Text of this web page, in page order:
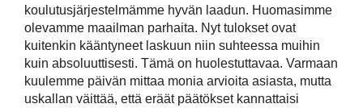
koulutusjärjestelmämme hyvän laadun. Huomasimme
olevamme maailman parhaita. Nyt tulokset ovat
kuitenkin kääntyneet laskuun niin suhteessa muihin
kuin absoluuttisesti. Tämä on huolestuttavaa. Varmaan
kuulemme päivän mittaa monia arvioita asiasta, mutta
uskallan väittää, että eräät päätökset kannattaisi